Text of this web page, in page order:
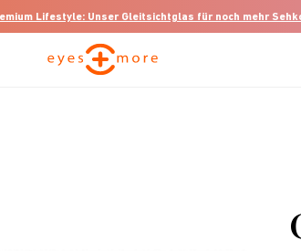
Lifestyle: Unser Gleitsichtglas für noch mehr